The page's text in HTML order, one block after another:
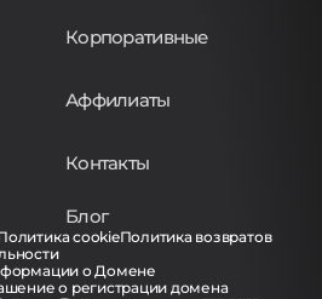
Корпоративные
Аффилиаты
Контакты
Блог
cookieПолитика возвратов
о Домене
о регистрации домена